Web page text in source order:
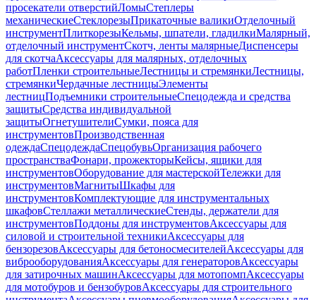
просекатели отверстийЛомыСтеплеры
механическиеСтеклорезыПрикаточные валикиОтделочный
инструментПлиткорезыКельмы, шпатели, гладилкиМалярный,
отделочный инструментСкотч, ленты малярныеДиспенсеры
для скотчаАксессуары для малярных, отделочных
работПленки строительныеЛестницы и стремянкиЛестницы,
стремянкиЧердачные лестницыЭлементы
лестницПодъемники строительныеСпецодежда и средства
защитыСредства индивидуальной
защитыОгнетушителиСумки, пояса для
инструментовПроизводственная
одеждаСпецодеждаСпецобувьОрганизация рабочего
пространстваФонари, прожекторыКейсы, ящики для
инструментовОборудование для мастерскойТележки для
инструментовМагнитыШкафы для
инструментовКомплектующие для инструментальных
шкафовСтеллажи металлическиеСтенды, держатели для
инструментовПоддоны для инструментовАксессуары для
силовой и строительной техникиАксессуары для
бензорезовАксессуары для бетоносмесителейАксессуары для
виброоборудованияАксессуары для генераторовАксессуары
для затирочных машинАксессуары для мотопомпАксессуары
для мотобуров и бензобуровАксессуары для строительного